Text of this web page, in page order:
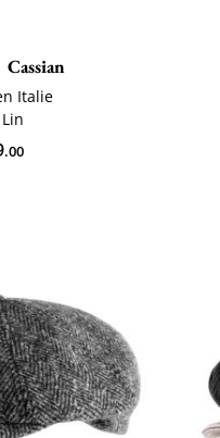
Cassian
Italie
.00